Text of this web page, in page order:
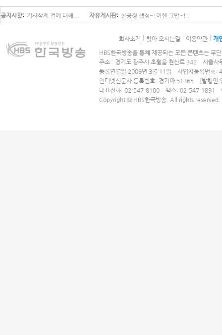
공지사항 기사삭제 건에 대해... 자유게시판 불공정 행정~!이젠 그만~!!
회사소개 찾아 오시는길 이용약관
개
HBS한국방송을 통해 제공되는 모든 콘텐츠는 무
주소 : 경기도 광주시 초월읍 현산로 342 서울
등록연월일 2009년 3월 11일 사업자등록번
인터넷신문사 등록번호: 경기아 51365
[발행인
대표전화: 02-547-8100 펙스: 02-547-1891
Copyright © HBS한국방송. All rights